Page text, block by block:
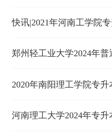
快讯|2021年河南工学院
郑州轻工业大学2024年
2020年南阳理工学院专升
河南理工大学2024年专升